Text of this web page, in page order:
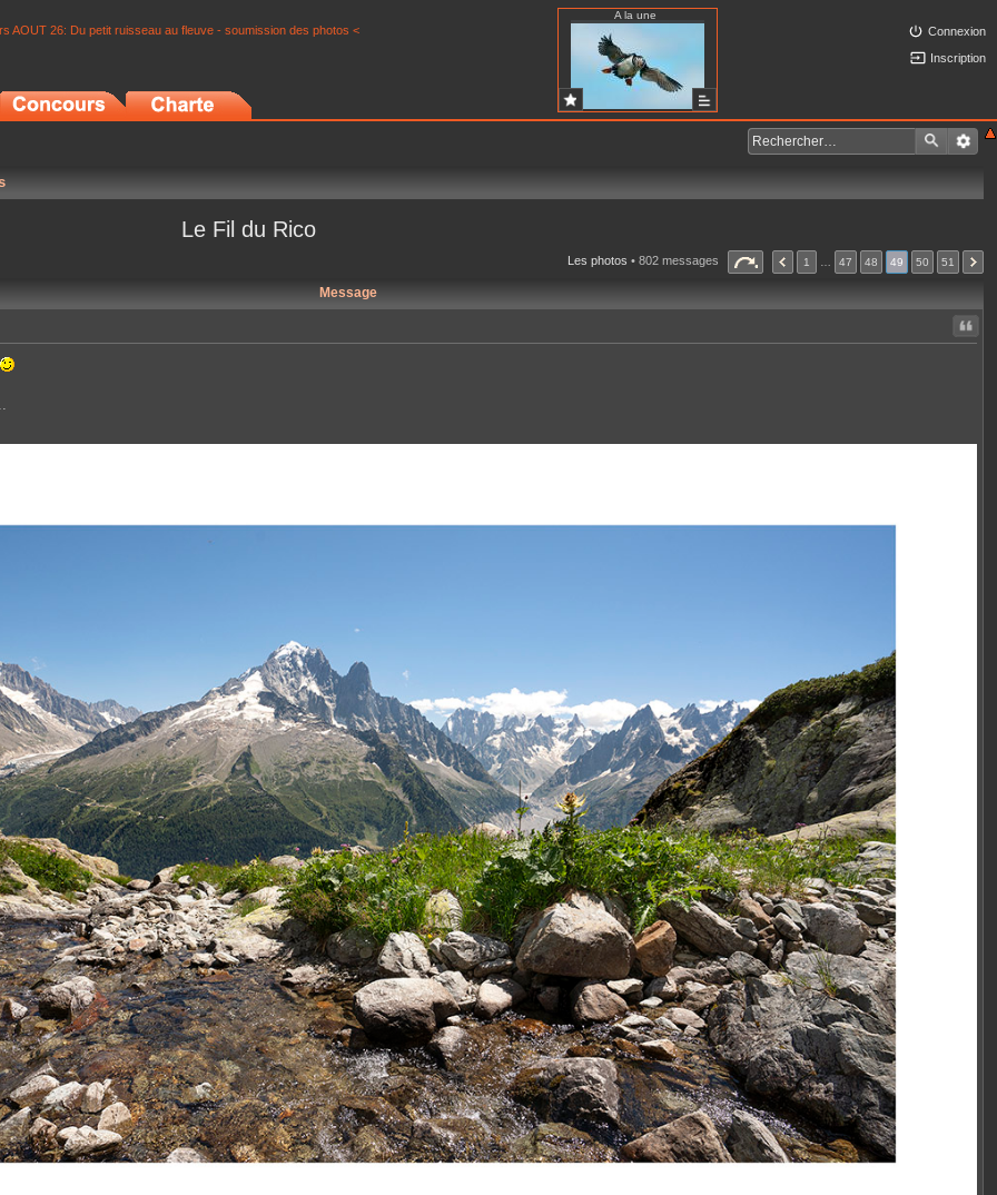
AOUT 26: Du petit ruisseau au fleuve - soumission des photos <
A la une
Connexion
Inscription
Le Fil du Rico
Les photos • 802 messages 1 47 48 49 50 51
Message
Citer